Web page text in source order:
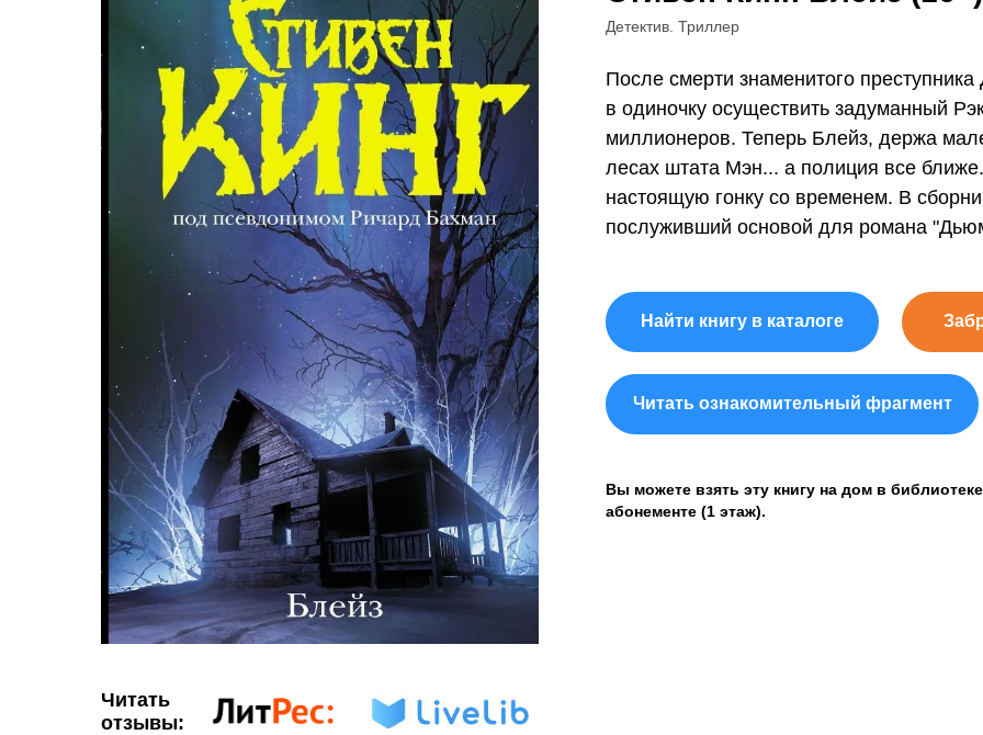
Читать
отзывы:
Вы можете взять эту книгу на дом в
абонементе (1 этаж).
После смерти знаменитого
в одиночку осуществить задуманный
миллионеров. Теперь Блейз, держа
лесах штата Мэн... а полиция все
настоящую гонку со временем. В
послуживший основой для романа
Детектив. Триллер
Читать ознакомительный фрагмент
Найти книгу в каталоге